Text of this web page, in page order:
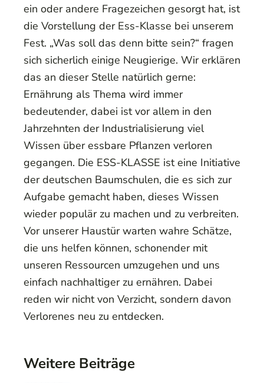
ein oder andere Fragezeichen gesorgt hat, ist
die Vorstellung der Ess-Klasse bei unserem
Fest. „Was soll das denn bitte sein?“ fragen
sich sicherlich einige Neugierige. Wir erklären
das an dieser Stelle natürlich gerne:
Ernährung als Thema wird immer
bedeutender, dabei ist vor allem in den
Jahrzehnten der Industrialisierung viel
Wissen über essbare Pflanzen verloren
gegangen. Die ESS-KLASSE ist eine Initiative
der deutschen Baumschulen, die es sich zur
Aufgabe gemacht haben, dieses Wissen
wieder populär zu machen und zu verbreiten.
Vor unserer Haustür warten wahre Schätze,
die uns helfen können, schonender mit
unseren Ressourcen umzugehen und uns
einfach nachhaltiger zu ernähren. Dabei
reden wir nicht von Verzicht, sondern davon
Verlorenes neu zu entdecken.
Weitere Beiträge